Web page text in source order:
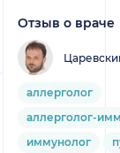
Отзыв о враче
аллерголог
аллерголог-
иммунолог